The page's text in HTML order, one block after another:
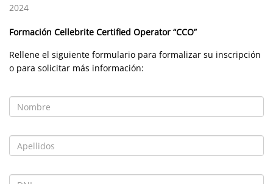
2024
Formación Cellebrite Certified Operator “CCO”
Rellene el siguiente formulario para formalizar su inscripción
o para solicitar más información: